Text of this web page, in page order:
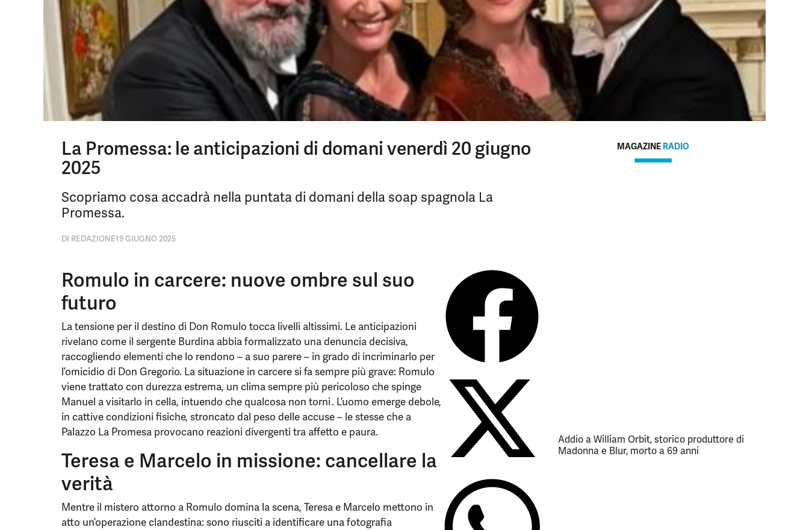
La Promessa: le anticipazioni di domani venerdì 20 giugno
2025
Scopriamo cosa accadrà nella puntata di domani della soap spagnola La
Promessa.
DI REDAZIONE19 GIUGNO 2025
Romulo in carcere: nuove ombre sul suo
futuro
La tensione per il destino di Don Romulo tocca livelli altissimi. Le anticipazioni
rivelano come il sergente Burdina abbia formalizzato una denuncia decisiva,
raccogliendo elementi che lo rendono – a suo parere – in grado di incriminarlo per
l’omicidio di Don Gregorio. La situazione in carcere si fa sempre più grave: Romulo
viene trattato con durezza estrema, un clima sempre più pericoloso che spinge
Manuel a visitarlo in cella, intuendo che qualcosa non torni . L’uomo emerge debole,
in cattive condizioni fisiche, stroncato dal peso delle accuse – le stesse che a
Palazzo La Promesa provocano reazioni divergenti tra affetto e paura.
Teresa e Marcelo in missione: cancellare la
verità
Mentre il mistero attorno a Romulo domina la scena, Teresa e Marcelo mettono in
atto un’operazione clandestina: sono riusciti a identificare una fotografia
MAGAZINE RADIO
Addio a William Orbit, storico produttore di
Madonna e Blur, morto a 69 anni